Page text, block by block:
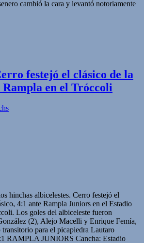
cambió la cara y levantó notoriamente
festejó el clásico de la
en el Tróccoli
hinchas albicelestes. Cerro festejó el
4:1 ante Rampla Juniors en el Estadio
Los goles del albiceleste fueron
(2), Alejo Macelli y Enrique Femía,
transitorio para el picapiedra Lautaro
JUNIORS Cancha: Estadio